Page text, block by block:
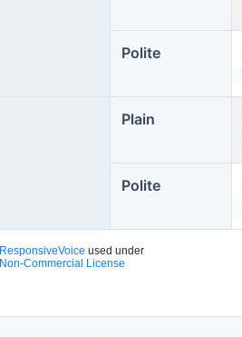
Polite
Plain
Polite
ResponsiveVoice used under
Non-Commercial License